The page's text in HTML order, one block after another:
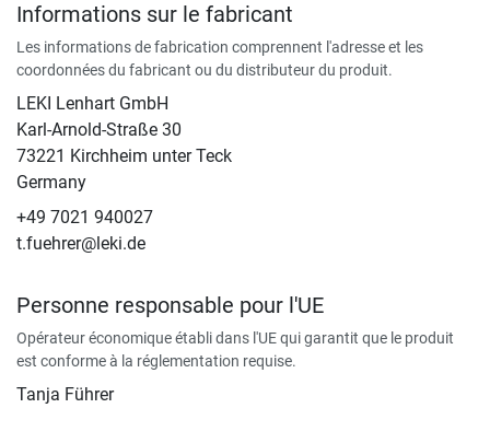
Informations sur le fabricant
Les informations de fabrication comprennent l'adresse et les
coordonnées du fabricant ou du distributeur du produit.
LEKI Lenhart GmbH
Karl-Arnold-Straße 30
73221 Kirchheim unter Teck
Germany
+49 7021 940027
t.fuehrer@leki.de
Personne responsable pour l'UE
Opérateur économique établi dans l'UE qui garantit que le produit
est conforme à la réglementation requise.
Tanja Führer